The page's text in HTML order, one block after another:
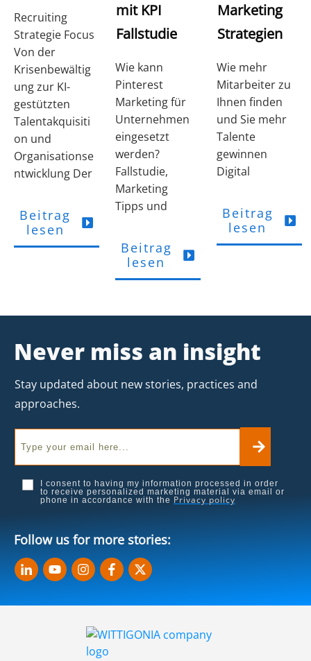
Recruiting
Strategie Focus
Von der
Krisenbewältig
ung zur KI-
gestützten
Talentakquisiti
on und
Organisationse
ntwicklung Der
Beitrag
lesen
mit KPI
Fallstudie
Wie kann
Pinterest
Marketing für
Unternehmen
eingesetzt
werden?
Fallstudie,
Marketing
Tipps und
Beitrag
lesen
Marketing
Strategien
Wie mehr
Mitarbeiter zu
Ihnen finden
und Sie mehr
Talente
gewinnen
Digital
Beitrag
lesen
Never miss an insight
Stay updated about new stories, practices and
approaches.
I consent to having my information processed in order
to receive personalized marketing material via email or
phone in accordance with the Privacy policy
Follow us for more stories: